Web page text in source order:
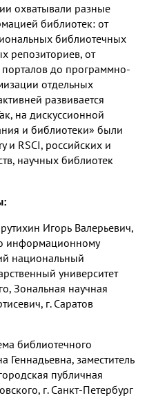
охватывали разные
библиотек: от
библиотечных
репозиториев, от
до программно-
отдельных
развивается
на дискуссионной
и библиотеки» были
и RSCI, российских и
научных библиотек
Игорь Валерьевич,
информационному
национальный
университет
Зональная научная
г. Саратов
библиотечного
Геннадьевна, заместитель
публичная
г. Санкт-Петербург